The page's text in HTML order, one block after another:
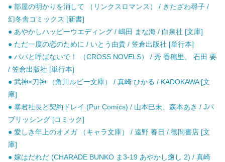
● 部屋の明かりを消して （リンクスロマンス） / きたざわ尋子 /
幻冬舎コミックス [新書]
● あやかしハッピーウエディング / 嶋田 まな海 / 白泉社 [文庫]
● ただ一度の恋のために / いとう由貴 / 笠倉出版社 [単行本]
● パパと呼ばないで！ （CROSS NOVELS） / 秀 香穂里、 石田 要
/ 笠倉出版社 [単行本]
● 武神×刀神 （角川ルビー文庫） / 真崎 ひかる / KADOKAWA [文
庫]
● 暴君社長と契約ドレイ (Pur Comics) / 山本巳未、森本あき / Jパ
ブリッシング [コミック]
● 愛しき年上のオメガ （キャラ文庫） / 遠野 春日 / 徳間書店 [文
庫]
● 嫁はだれだ (CHARADE BUNKO ま3-19 あやかし癒し 2) / 真崎